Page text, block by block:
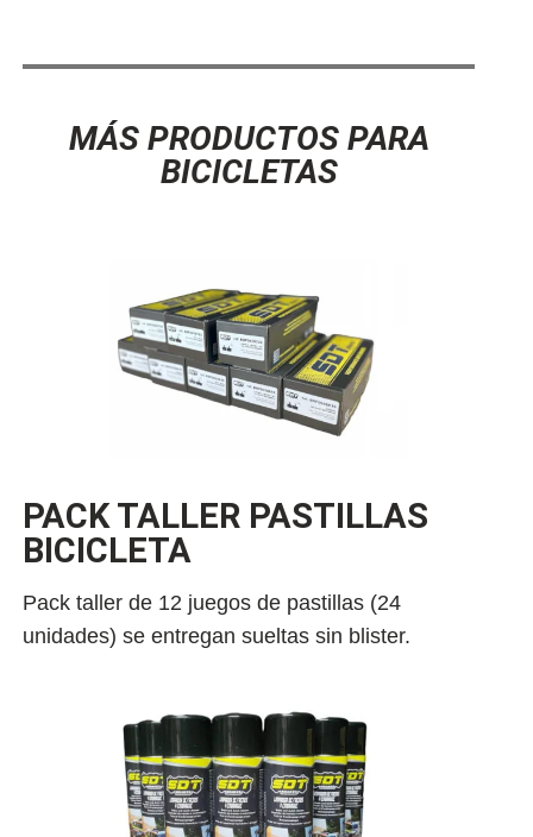
MÁS PRODUCTOS PARA
BICICLETAS
PACK TALLER PASTILLAS
BICICLETA
Pack taller de 12 juegos de pastillas (24
unidades) se entregan sueltas sin blister.